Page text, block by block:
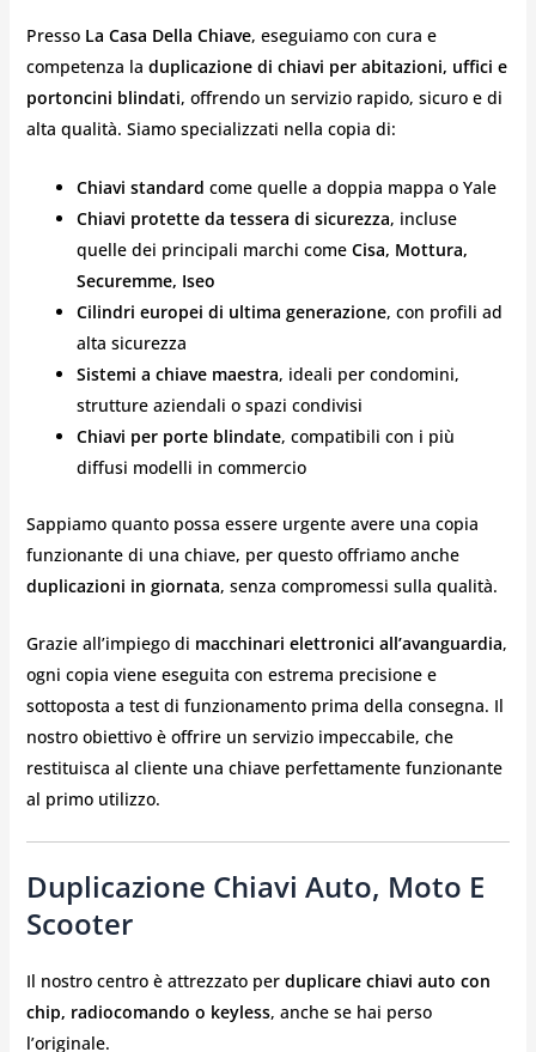
Presso La Casa Della Chiave, eseguiamo con cura e
competenza la duplicazione di chiavi per abitazioni, uffici e
portoncini blindati, offrendo un servizio rapido, sicuro e di
alta qualità. Siamo specializzati nella copia di:
Chiavi standard come quelle a doppia mappa o Yale
Chiavi protette da tessera di sicurezza, incluse
quelle dei principali marchi come Cisa, Mottura,
Securemme, Iseo
Cilindri europei di ultima generazione, con profili ad
alta sicurezza
Sistemi a chiave maestra, ideali per condomini,
strutture aziendali o spazi condivisi
Chiavi per porte blindate, compatibili con i più
diffusi modelli in commercio
Sappiamo quanto possa essere urgente avere una copia
funzionante di una chiave, per questo offriamo anche
duplicazioni in giornata, senza compromessi sulla qualità.
Grazie all’impiego di macchinari elettronici all’avanguardia,
ogni copia viene eseguita con estrema precisione e
sottoposta a test di funzionamento prima della consegna. Il
nostro obiettivo è offrire un servizio impeccabile, che
restituisca al cliente una chiave perfettamente funzionante
al primo utilizzo.
Duplicazione Chiavi Auto, Moto E
Scooter
Il nostro centro è attrezzato per duplicare chiavi auto con
chip, radiocomando o keyless, anche se hai perso
l’originale.